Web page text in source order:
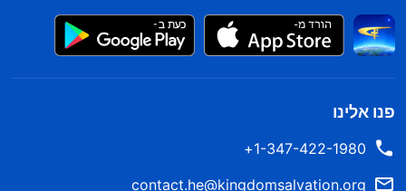
פנו אלינו
1-347-422-1980+
contact.he@kingdomsalvation.org